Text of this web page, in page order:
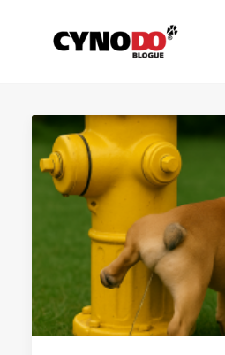
SCIENCE
ALIMENTATION
CHOISIR SON
ÉDUCATION ET
JEUX ET
RACES DES